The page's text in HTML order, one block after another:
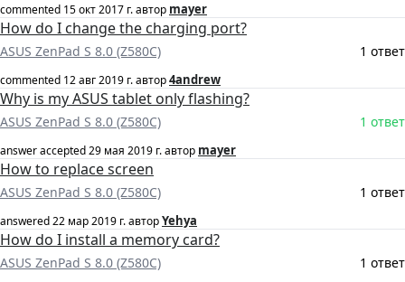
commented 15 окт 2017 г.автор mayer
How do I change the charging port?
ASUS ZenPad S 8.0 (Z580C) 1 ответ
commented 12 авг 2019 г.автор4andrew
Why is my ASUS tablet only flashing?
ASUS ZenPad S 8.0 (Z580C) 1 ответ
answer accepted29 мая 2019 г.автор mayer
How to replace screen
ASUS ZenPad S 8.0 (Z580C) 1 ответ
answered22 мар 2019 г.авторYehya
How do I install a memory card?
ASUS ZenPad S 8.0 (Z580C) 1 ответ